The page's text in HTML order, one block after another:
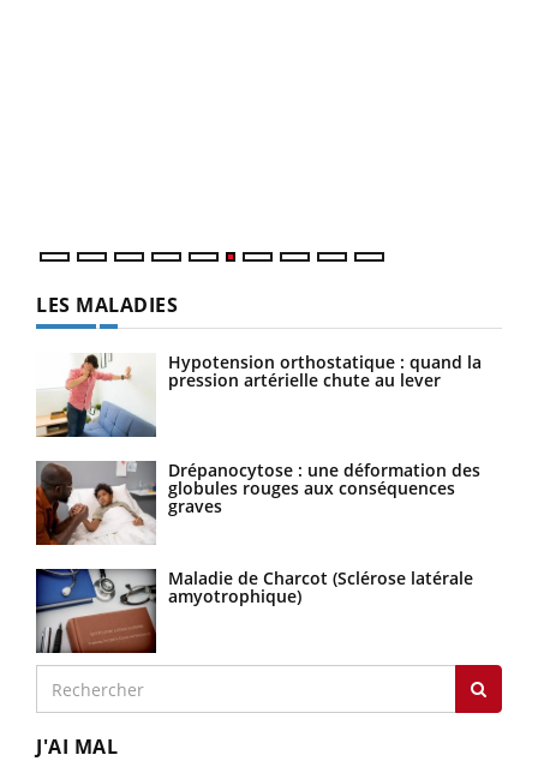
LES MALADIES
Hypotension orthostatique : quand la
pression artérielle chute au lever
Drépanocytose : une déformation des
globules rouges aux conséquences
graves
Maladie de Charcot (Sclérose latérale
amyotrophique)
J'AI MAL